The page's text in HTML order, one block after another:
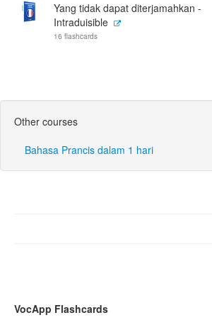
Yang tidak dapat diterjamahkan -
Intraduisible
16 flashcards
Other courses
Bahasa Prancis dalam 1 hari
VocApp Flashcards